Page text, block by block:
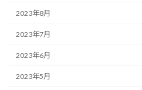
2023年8月
2023年7月
2023年6月
2023年5月